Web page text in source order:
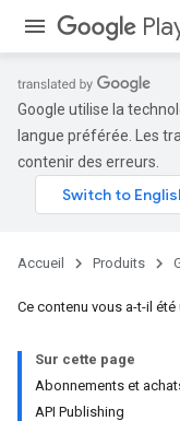
Google utilise la
langue préférée. Les
contenir des erreurs.
Accueil Produits
Ce contenu vous a-t-il été
Sur cette page
Abonnements et
API Publishing